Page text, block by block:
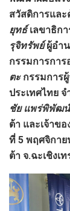
สวัสดิการแล
ยุทธ์เลขาธิก
รุจิทรัพย์ผู้อำ
กรรมการกา
ตะ กรรมการ
ประเทศไทย
ชัย แพร่พิพัฒ
ต้า และเจ้าข
ที่ 5 พฤศจิกา
ต้า จ.ฉะเชิงเท